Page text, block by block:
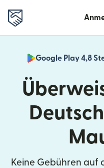
Google Play 4,8
Keine Gebühren auf